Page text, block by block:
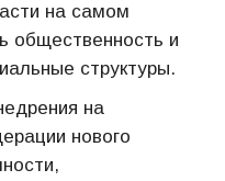
на самом
общественность и
структуры.
на
нового